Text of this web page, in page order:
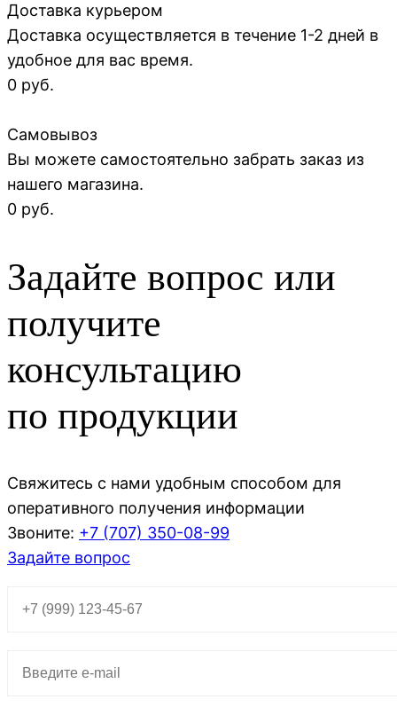
Доставка курьером
Доставка осуществляется в течение 1-2 дней в
удобное для вас время.
0 руб.
Самовывоз
Вы можете самостоятельно забрать заказ из
нашего магазина.
0 руб.
Задайте вопрос или
получите
консультацию
по продукции
Свяжитесь с нами удобным способом для
оперативного получения информации
Звоните: +7 (707) 350-08-99
Задайте вопрос